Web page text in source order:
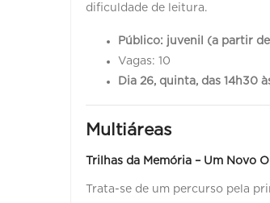
dificuldade de leitura.
Público: juvenil (a partir
Vagas: 10
Dia 26, quinta, das 14h30
Multiáreas
Trilhas da Memória – Um Novo
Trata-se de um percurso pela